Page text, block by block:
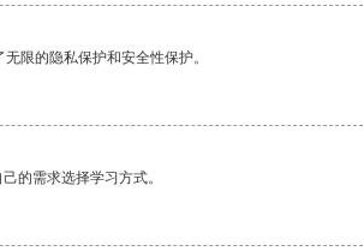
限的隐私保护和安全性保护。
的需求选择学习方式。